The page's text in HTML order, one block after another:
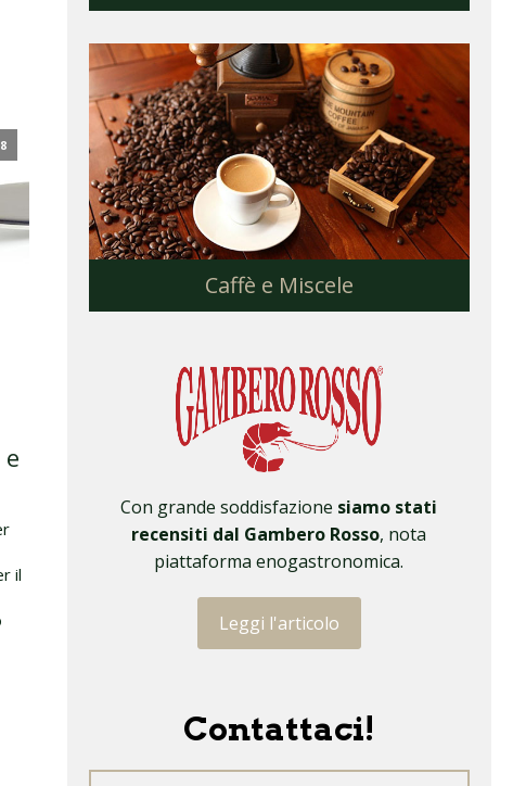
il
Caffè e Miscele
Con grande soddisfazione siamo stati
recensiti dal Gambero Rosso, nota
piattaforma enogastronomica.
Leggi l'articolo
Contattaci!